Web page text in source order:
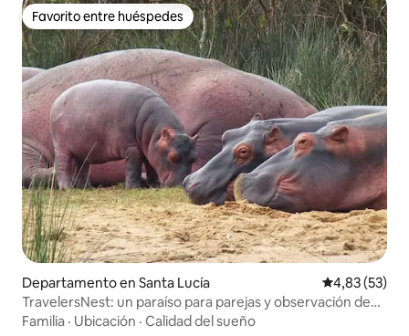
Favorito entre huéspedes
Favorito entre huéspedes
Departamento en Santa Lucía Calificación
4,83 (53)
TravelersNest: un paraíso para parejas y observación de
aves
Familia · Ubicación · Calidad del sueño